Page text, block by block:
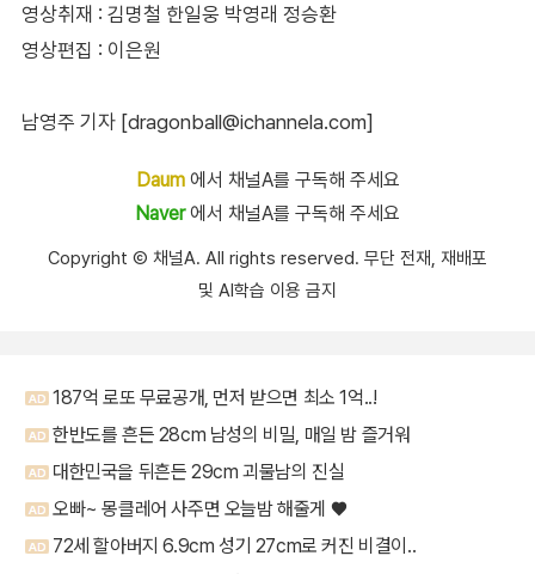
영상취재 : 김명철 한일웅 박영래 정승환
영상편집 : 이은원
남영주 기자 [dragonball@ichannela.com]
Daum에서 채널A를 구독해 주세요
Naver에서 채널A를 구독해 주세요
Copyright Ⓒ 채널A. All rights reserved. 무단 전재, 재배포
및 AI학습 이용 금지